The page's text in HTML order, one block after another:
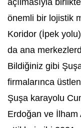
açılmasıyla
önemli bir lojistik
Koridor (İpek
da ana
Bildiğiniz gibi
firmalarınca
Şuşa karayolu
Erdoğan ve İlham